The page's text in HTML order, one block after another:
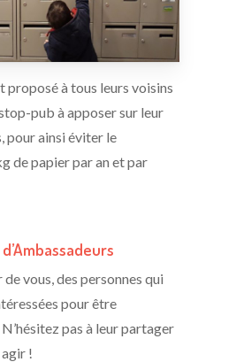
proposé à tous leurs voisins
pub à apposer sur leur
pour ainsi éviter le
de papier par an et par
vous, des personnes qui
pour être
pas à leur partager
!